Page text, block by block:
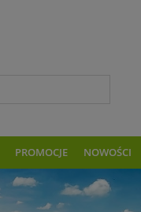
PROMOCJE NOWOŚCI